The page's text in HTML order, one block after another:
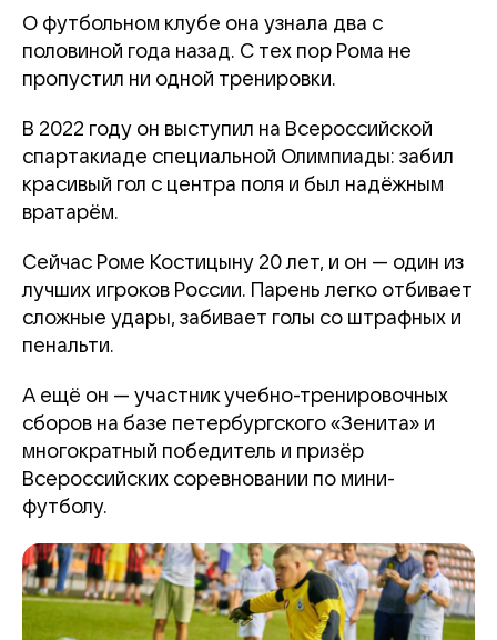
О футбольном клубе она узнала два с
половиной года назад. С тех пор Рома не
пропустил ни одной тренировки.
В 2022 году он выступил на Всероссийской
спартакиаде специальной Олимпиады: забил
красивый гол с центра поля и был надёжным
вратарём.
Сейчас Роме Костицыну 20 лет, и он — один из
лучших игроков России. Парень легко отбивает
сложные удары, забивает голы со штрафных и
пенальти.
А ещё он — участник учебно-тренировочных
сборов на базе петербургского «Зенита» и
многократный победитель и призёр
Всероссийских соревновании по мини-
футболу.